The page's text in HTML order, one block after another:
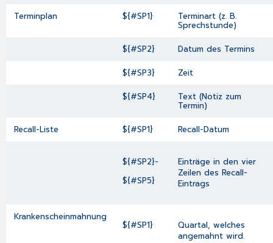
Terminplan ${#SP1} Terminart (z. B.
Sprechstunde)
${#SP2} Datum des Termins
${#SP3} Zeit
${#SP4} Text (Notiz zum
Termin)
Recall-Liste ${#SP1} Recall-Datum
${#SP2}-
${#SP5}
Einträge in den vier
Zeilen des Recall-
Eintrags
Krankenscheinmahnung
${#SP1}
Quartal, welches
angemahnt wird.